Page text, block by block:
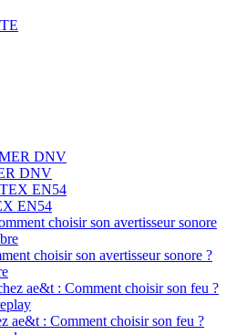
DNV
EN54
choisir son avertisseur sonore ?
ae&t : Comment choisir son feu ?